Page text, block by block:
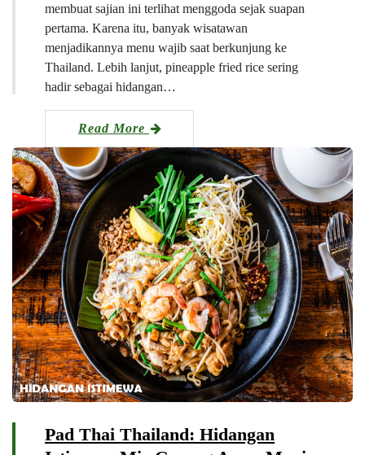
membuat sajian ini terlihat menggoda sejak suapan
pertama. Karena itu, banyak wisatawan
menjadikannya menu wajib saat berkunjung ke
Thailand. Lebih lanjut, pineapple fried rice sering
hadir sebagai hidangan…
Read More
Pad Thai Thailand: Hidangan